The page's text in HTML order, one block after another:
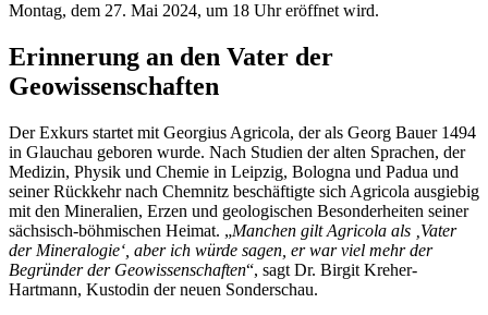
Montag, dem 27. Mai 2024, um 18 Uhr eröffnet wird.
Erinnerung an den Vater der
Geowissenschaften
Der Exkurs startet mit Georgius Agricola, der als Georg Bauer 1494
in Glauchau geboren wurde. Nach Studien der alten Sprachen, der
Medizin, Physik und Chemie in Leipzig, Bologna und Padua und
seiner Rückkehr nach Chemnitz beschäftigte sich Agricola ausgiebig
mit den Mineralien, Erzen und geologischen Besonderheiten seiner
sächsisch-böhmischen Heimat. „Manchen gilt Agricola als ‚Vater
der Mineralogie‘, aber ich würde sagen, er war viel mehr der
Begründer der Geowissenschaften“, sagt Dr. Birgit Kreher-
Hartmann, Kustodin der neuen Sonderschau.